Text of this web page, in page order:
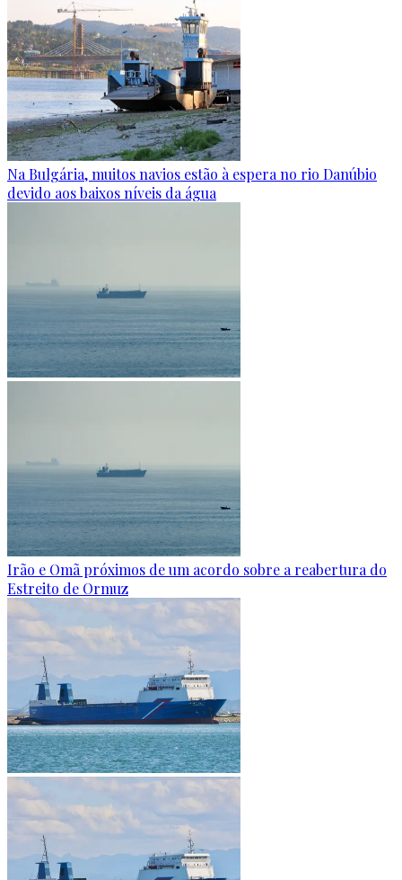
Na Bulgária, muitos navios estão à espera no rio Danúbio
devido aos baixos níveis da água
Irão e Omã próximos de um acordo sobre a reabertura do
Estreito de Ormuz